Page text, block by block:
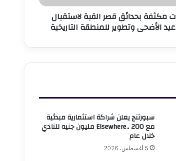
مكثفة بحدائق قصر القبة لاستقبال
الأضحى وتطوير للمنطقة التاريخية
سبورتنج يعلن شراكة استثمارية مبدئية
مع Elsewhere.. 200 مليون جنيه للنادي
خلال عام
5 أغسطس، 2026